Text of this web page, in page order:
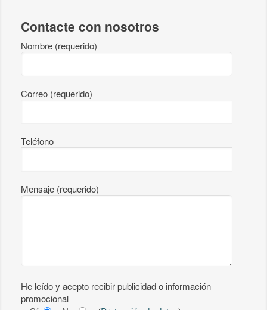
Contacte con nosotros
Nombre (requerido)
Correo (requerido)
Teléfono
Mensaje (requerido)
He leído y acepto recibir publicidad o información
promocional